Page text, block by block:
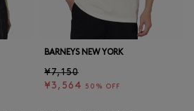
BARNEYS NEW YORK
¥7,150
¥3,564
50% OFF